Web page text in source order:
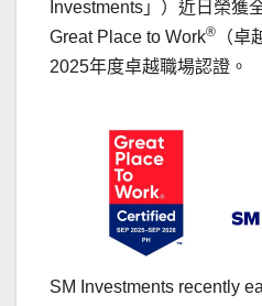
Investments」）近日榮獲
Great Place to Work® （卓
2025年度卓越職場認證。
SM Investments recently